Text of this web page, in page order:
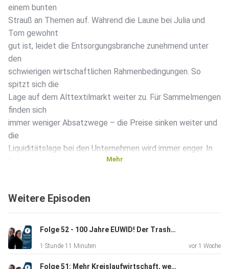
einem bunten
Strauß an Themen auf. Während die Laune bei Julia und
Tom gewohnt
gut ist, leidet die Entsorgungsbranche zunehmend unter
den
schwierigen wirtschaftlichen Rahmenbedingungen. So
spitzt sich die
Lage auf dem Alttextilmarkt weiter zu. Für Sammelmengen
finden sich
immer weniger Absatzwege – die Preise sinken weiter und
die
Liquiditätslage bei den Unternehmen wird immer enger. In
anmelden. Zu den weiteren Themen gehört unter anderem
gegen Exxon Mobil in Kalifornien wegen möglicher
Täuschung beim
chemischen Recycling sowie die bevorstehende
Entscheidung des
Mehr
Weitere Episoden
Folge 52 - 100 Jahre EUWID! Der TrashTalk feiert mit!
1 Stunde 11 Minuten vor 1 Woche
Folge 51: Mehr Kreislaufwirtschaft, weniger Vorschlaghammer – Christina Dornack und Leonie Dahlmann zu Gast